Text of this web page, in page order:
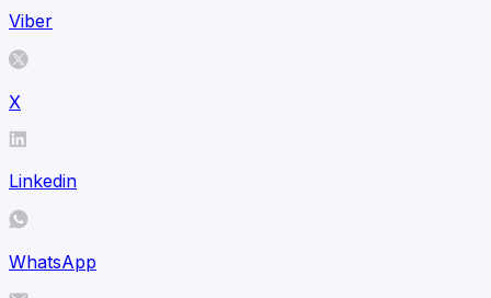
Viber
X
Linkedin
WhatsApp